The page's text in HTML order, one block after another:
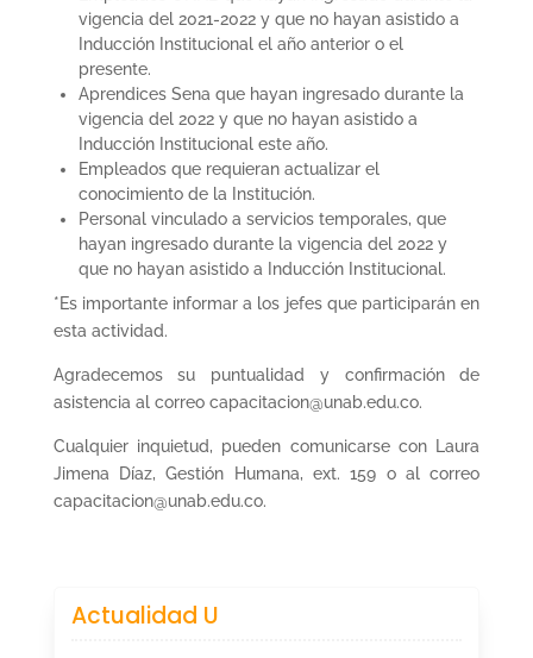
vigencia del 2021-2022 y que no hayan asistido a
Inducción Institucional el año anterior o el
presente.
Aprendices Sena que hayan ingresado durante la
vigencia del 2022 y que no hayan asistido a
Inducción Institucional este año.
Empleados que requieran actualizar el
conocimiento de la Institución.
Personal vinculado a servicios temporales, que
hayan ingresado durante la vigencia del 2022 y
que no hayan asistido a Inducción Institucional.
*Es importante informar a los jefes que participarán en
esta actividad.
Agradecemos su puntualidad y confirmación de
asistencia al correo capacitacion@unab.edu.co.
Cualquier inquietud, pueden comunicarse con Laura
Jimena Díaz, Gestión Humana, ext. 159 o al correo
capacitacion@unab.edu.co.
Actualidad U